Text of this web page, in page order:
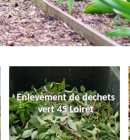
Enlevement de dechets
vert 45 Loiret